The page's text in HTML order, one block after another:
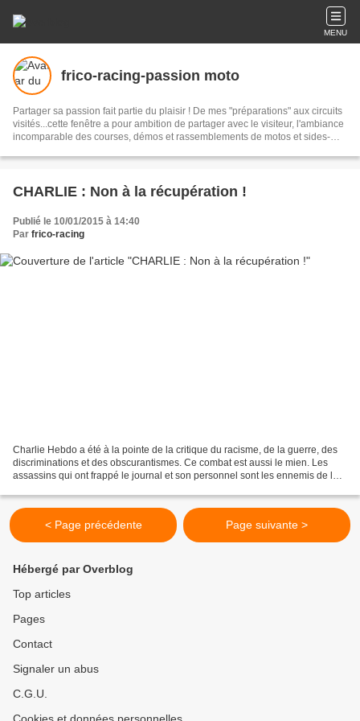
MENU
frico-racing-passion moto
Partager sa passion fait partie du plaisir ! De mes "préparations" aux circuits
visités...cette fenêtre a pour ambition de partager avec le visiteur, l'ambiance
incomparable des courses, démos et rassemblements de motos et sides-
CHARLIE : Non à la récupération !
Publié le 10/01/2015 à 14:40
Par frico-racing
Charlie Hebdo a été à la pointe de la critique du racisme, de la guerre, des
discriminations et des obscurantismes. Ce combat est aussi le mien. Les
assassins qui ont frappé le journal et son personnel sont les ennemis de la
< Page précédente Page suivante >
Hébergé par Overblog
Top articles
Pages
Contact
Signaler un abus
C.G.U.